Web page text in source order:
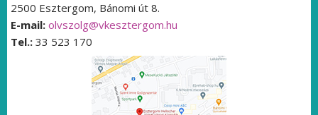
2500 Esztergom, Bánomi út 8.
E-mail: olvszolg@vkesztergom.hu
Tel.: 33 523 170